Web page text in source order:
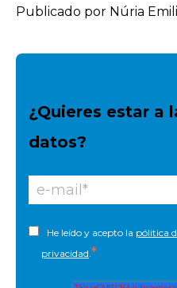
Publicado por Núria
¿Quieres estar a
datos?
He leído y acepto la pólitica
privacidad.*